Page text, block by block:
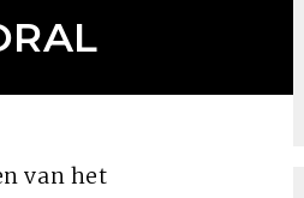
van het